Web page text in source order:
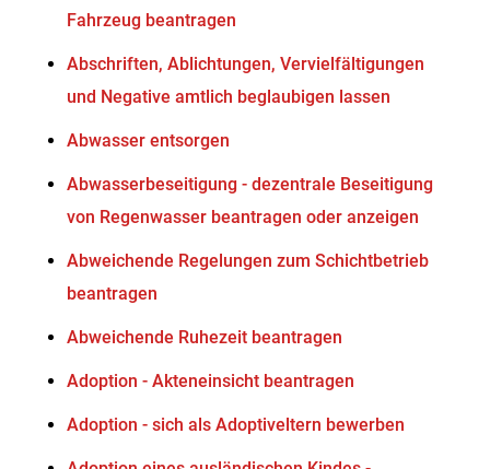
Fahrzeug beantragen
Abschriften, Ablichtungen, Vervielfältigungen
und Negative amtlich beglaubigen lassen
Abwasser entsorgen
Abwasserbeseitigung - dezentrale Beseitigung
von Regenwasser beantragen oder anzeigen
Abweichende Regelungen zum Schichtbetrieb
beantragen
Abweichende Ruhezeit beantragen
Adoption - Akteneinsicht beantragen
Adoption - sich als Adoptiveltern bewerben